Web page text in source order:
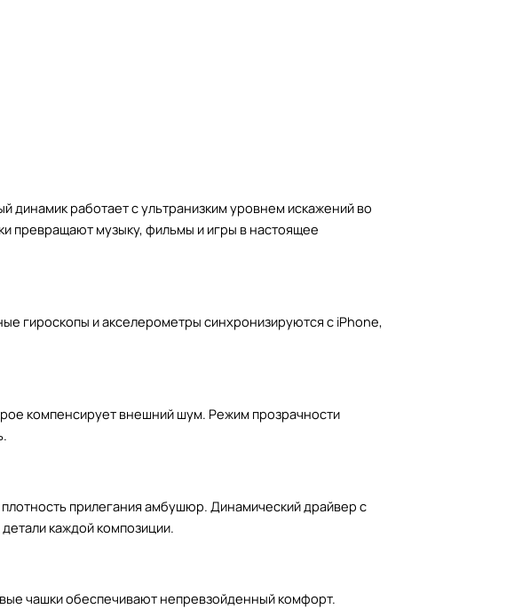
динамик работает с ультранизким уровнем искажений во
превращают музыку, фильмы и игры в настоящее
гироскопы и акселерометры синхронизируются с iPhone,
компенсирует внешний шум. Режим прозрачности
прилегания амбушюр. Динамический драйвер с
каждой композиции.
чашки обеспечивают непревзойденный комфорт.